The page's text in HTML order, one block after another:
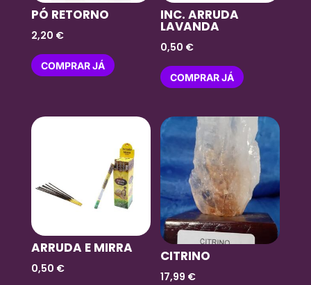
PÓ RETORNO
2,20 €
COMPRAR JÁ
INC. ARRUDA
LAVANDA
0,50 €
COMPRAR JÁ
ARRUDA E MIRRA
0,50 €
CITRINO
17,99 €